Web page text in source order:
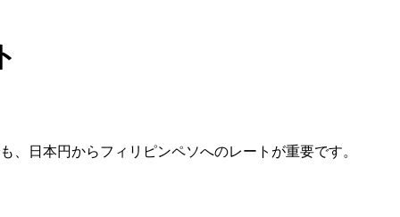
日本円からフィリピンペソへのレートが重要です。